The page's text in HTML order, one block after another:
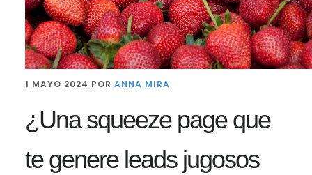
1 MAYO 2024 POR ANNA MIRA
¿Una squeeze page que
te genere leads jugosos